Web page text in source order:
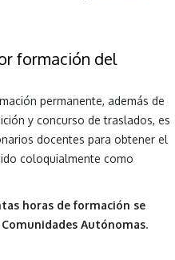
formación del
permanente, además de
y concurso de traslados, es
docentes para obtener el
coloquialmente como
horas de formación se
Autónomas.